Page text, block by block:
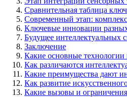
Сравнительная таблица
Современный этап:
Ключевые инновации
Будущее интеллектуальных
Заключение
Какие основные
Как различаются
Какие преимущества дают
Как развитие
Какие вызовы и